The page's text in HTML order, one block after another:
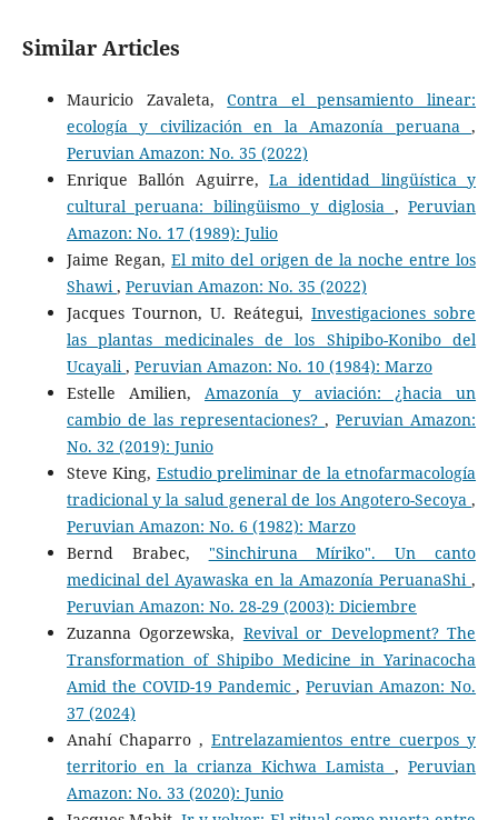
Similar Articles
Mauricio Zavaleta,Contra el pensamiento linear:
ecología y civilización en la Amazonía peruana,
Peruvian Amazon: No. 35 (2022)
Enrique Ballón Aguirre, La identidad lingüística y
cultural peruana: bilingüismo y diglosia ,Peruvian
Amazon: No. 17 (1989): Julio
Jaime Regan,El mito del origen de la noche entre los
Shawi , Peruvian Amazon: No. 35 (2022)
Jacques Tournon, U. Reátegui,Investigaciones sobre
las plantas medicinales de los Shipibo-Konibo del
Ucayali , Peruvian Amazon: No. 10 (1984): Marzo
Estelle Amilien, Amazonía y aviación: ¿hacia un
cambio de las representaciones?,Peruvian Amazon:
No. 32 (2019): Junio
Steve King, Estudio preliminar de la etnofarmacología
tradicional y la salud general de los Angotero-Secoya,
Peruvian Amazon: No. 6 (1982): Marzo
Bernd Brabec, "Sinchiruna Míriko". Un canto
medicinal del Ayawaska en la Amazonía PeruanaShi,
Peruvian Amazon: No. 28-29 (2003): Diciembre
Zuzanna Ogorzewska, Revival or Development? The
Transformation of Shipibo Medicine in Yarinacocha
Amid the COVID-19 Pandemic,Peruvian Amazon: No.
37 (2024)
Anahí Chaparro , Entrelazamientos entre cuerpos y
territorio en la crianza Kichwa Lamista ,Peruvian
Amazon: No. 33 (2020): Junio